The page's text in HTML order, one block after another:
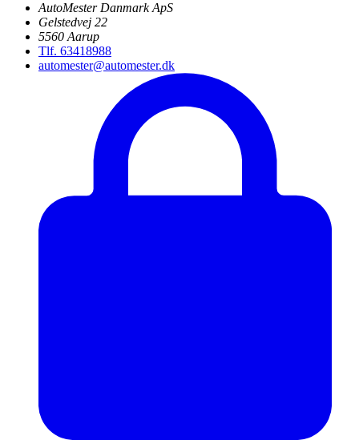
AutoMester Danmark ApS
Gelstedvej 22
5560 Aarup
Tlf. 63418988
automester@automester.dk